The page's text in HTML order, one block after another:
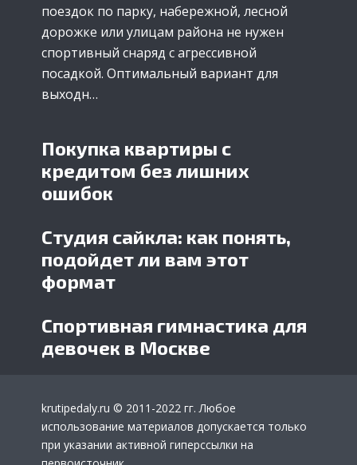
поездок по парку, набережной, лесной
дорожке или улицам района не нужен
спортивный снаряд с агрессивной
посадкой. Оптимальный вариант для
выходн…
Покупка квартиры с
кредитом без лишних
ошибок
Студия сайкла: как понять,
подойдет ли вам этот
формат
Спортивная гимнастика для
девочек в Москве
krutipedaly.ru © 2011-2022 гг. Любое
использование материалов допускается только
при указании активной гиперссылки на